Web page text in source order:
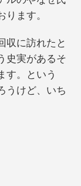
ます。
収に訪れたと
史実があるそ
す。という
うけど、いち